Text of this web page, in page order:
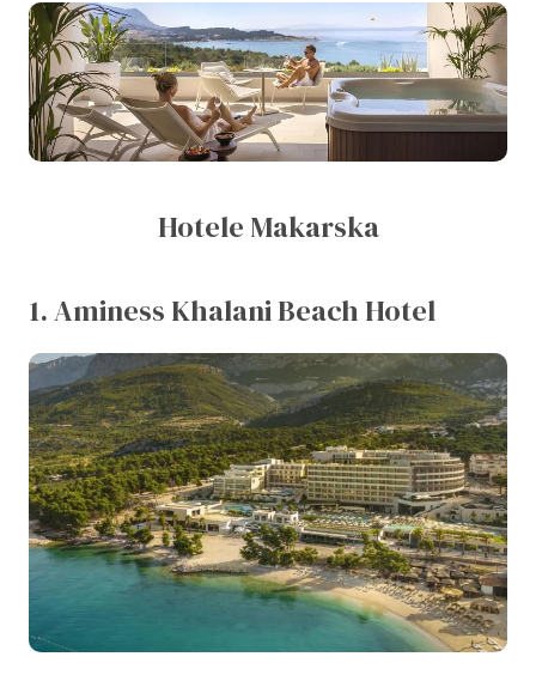
Hotele Makarska
1. Aminess Khalani Beach Hotel